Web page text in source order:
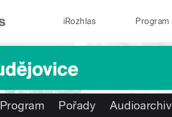
iRozhlas Program
Program Pořady Audioarchiv